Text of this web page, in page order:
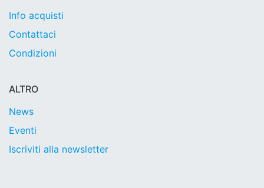
Info acquisti
Contattaci
Condizioni
ALTRO
News
Eventi
Iscriviti alla newsletter